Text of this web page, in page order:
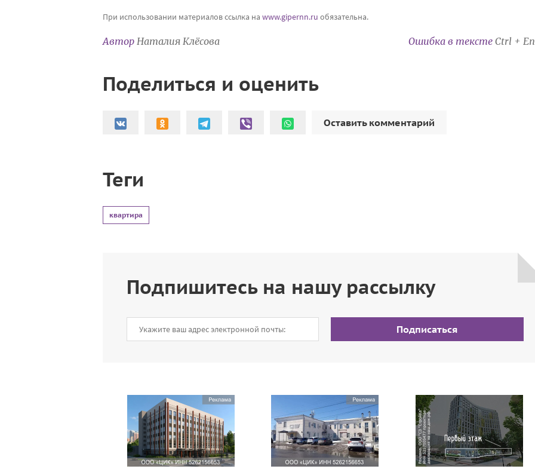
При использовании материалов ссылка на www.gipernn.ru обязательна.
Автор Наталия Клёсова Ошибка в тексте Ctrl +
Поделиться и оценить
Оставить комментарий
Теги
квартира
Подпишитесь на нашу рассылку
Подписаться